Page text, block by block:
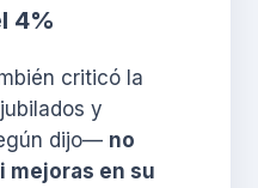
4%
criticó la
y
dijo— no
mejoras en su